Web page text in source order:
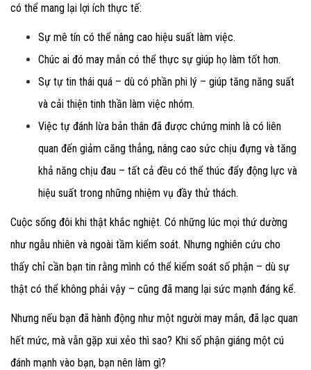
có thể mang lại lợi ích thực tế:
Sự mê tín có thể nâng cao hiệu suất làm việc.
Chúc ai đó may mắn có thể thực sự giúp họ làm tốt hơn.
Sự tự tin thái quá – dù có phần phi lý – giúp tăng năng suất
và cải thiện tinh thần làm việc nhóm.
Việc tự đánh lừa bản thân đã được chứng minh là có liên
quan đến giảm căng thẳng, nâng cao sức chịu đựng và tăng
khả năng chịu đau – tất cả đều có thể thúc đẩy động lực và
hiệu suất trong những nhiệm vụ đầy thử thách.
Cuộc sống đôi khi thật khắc nghiệt. Có những lúc mọi thứ dường
như ngẫu nhiên và ngoài tầm kiểm soát. Nhưng nghiên cứu cho
thấy chỉ cần bạn tin rằng mình có thể kiểm soát số phận – dù sự
thật có thể không phải vậy – cũng đã mang lại sức mạnh đáng kể.
Nhưng nếu bạn đã hành động như một người may mắn, đã lạc quan
hết mức, mà vẫn gặp xui xẻo thì sao? Khi số phận giáng một cú
đánh mạnh vào bạn, bạn nên làm gì?